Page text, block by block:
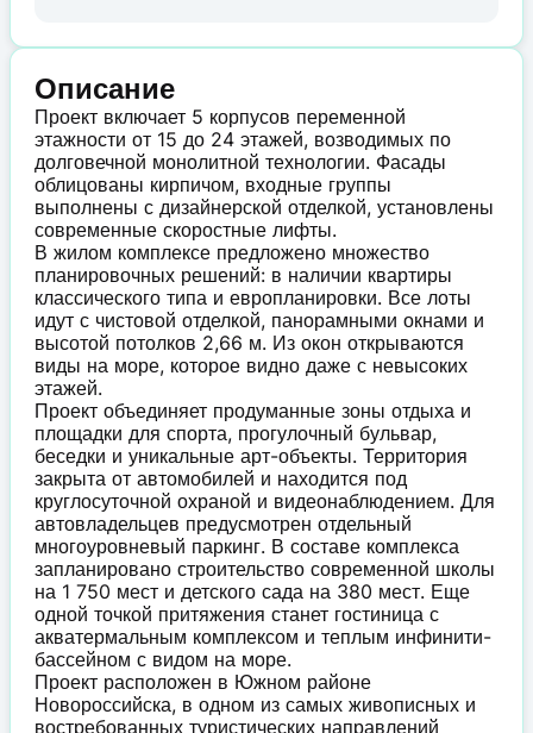
Описание
Проект включает 5 корпусов переменной
этажности от 15 до 24 этажей, возводимых по
долговечной монолитной технологии. Фасады
облицованы кирпичом, входные группы
выполнены с дизайнерской отделкой, установлены
современные скоростные лифты.
В жилом комплексе предложено множество
планировочных решений: в наличии квартиры
классического типа и европланировки. Все лоты
идут с чистовой отделкой, панорамными окнами и
высотой потолков 2,66 м. Из окон открываются
виды на море, которое видно даже с невысоких
этажей.
Проект объединяет продуманные зоны отдыха и
площадки для спорта, прогулочный бульвар,
беседки и уникальные арт-объекты. Территория
закрыта от автомобилей и находится под
круглосуточной охраной и видеонаблюдением. Для
автовладельцев предусмотрен отдельный
многоуровневый паркинг. В составе комплекса
запланировано строительство современной школы
на 1 750 мест и детского сада на 380 мест. Еще
одной точкой притяжения станет гостиница с
акватермальным комплексом и теплым инфинити-
бассейном с видом на море.
Проект расположен в Южном районе
Новороссийска, в одном из самых живописных и
востребованных туристических направлений